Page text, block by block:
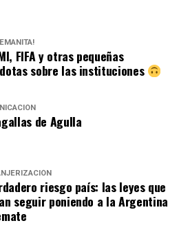
FIFA y otras pequeñas
sobre las instituciones
de Agulla
riesgo país: las leyes que
seguir poniendo a la Argentina